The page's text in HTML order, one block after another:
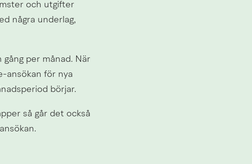
och utgifter
några underlag,
per månad. När
ansökan för nya
börjar.
så går det också